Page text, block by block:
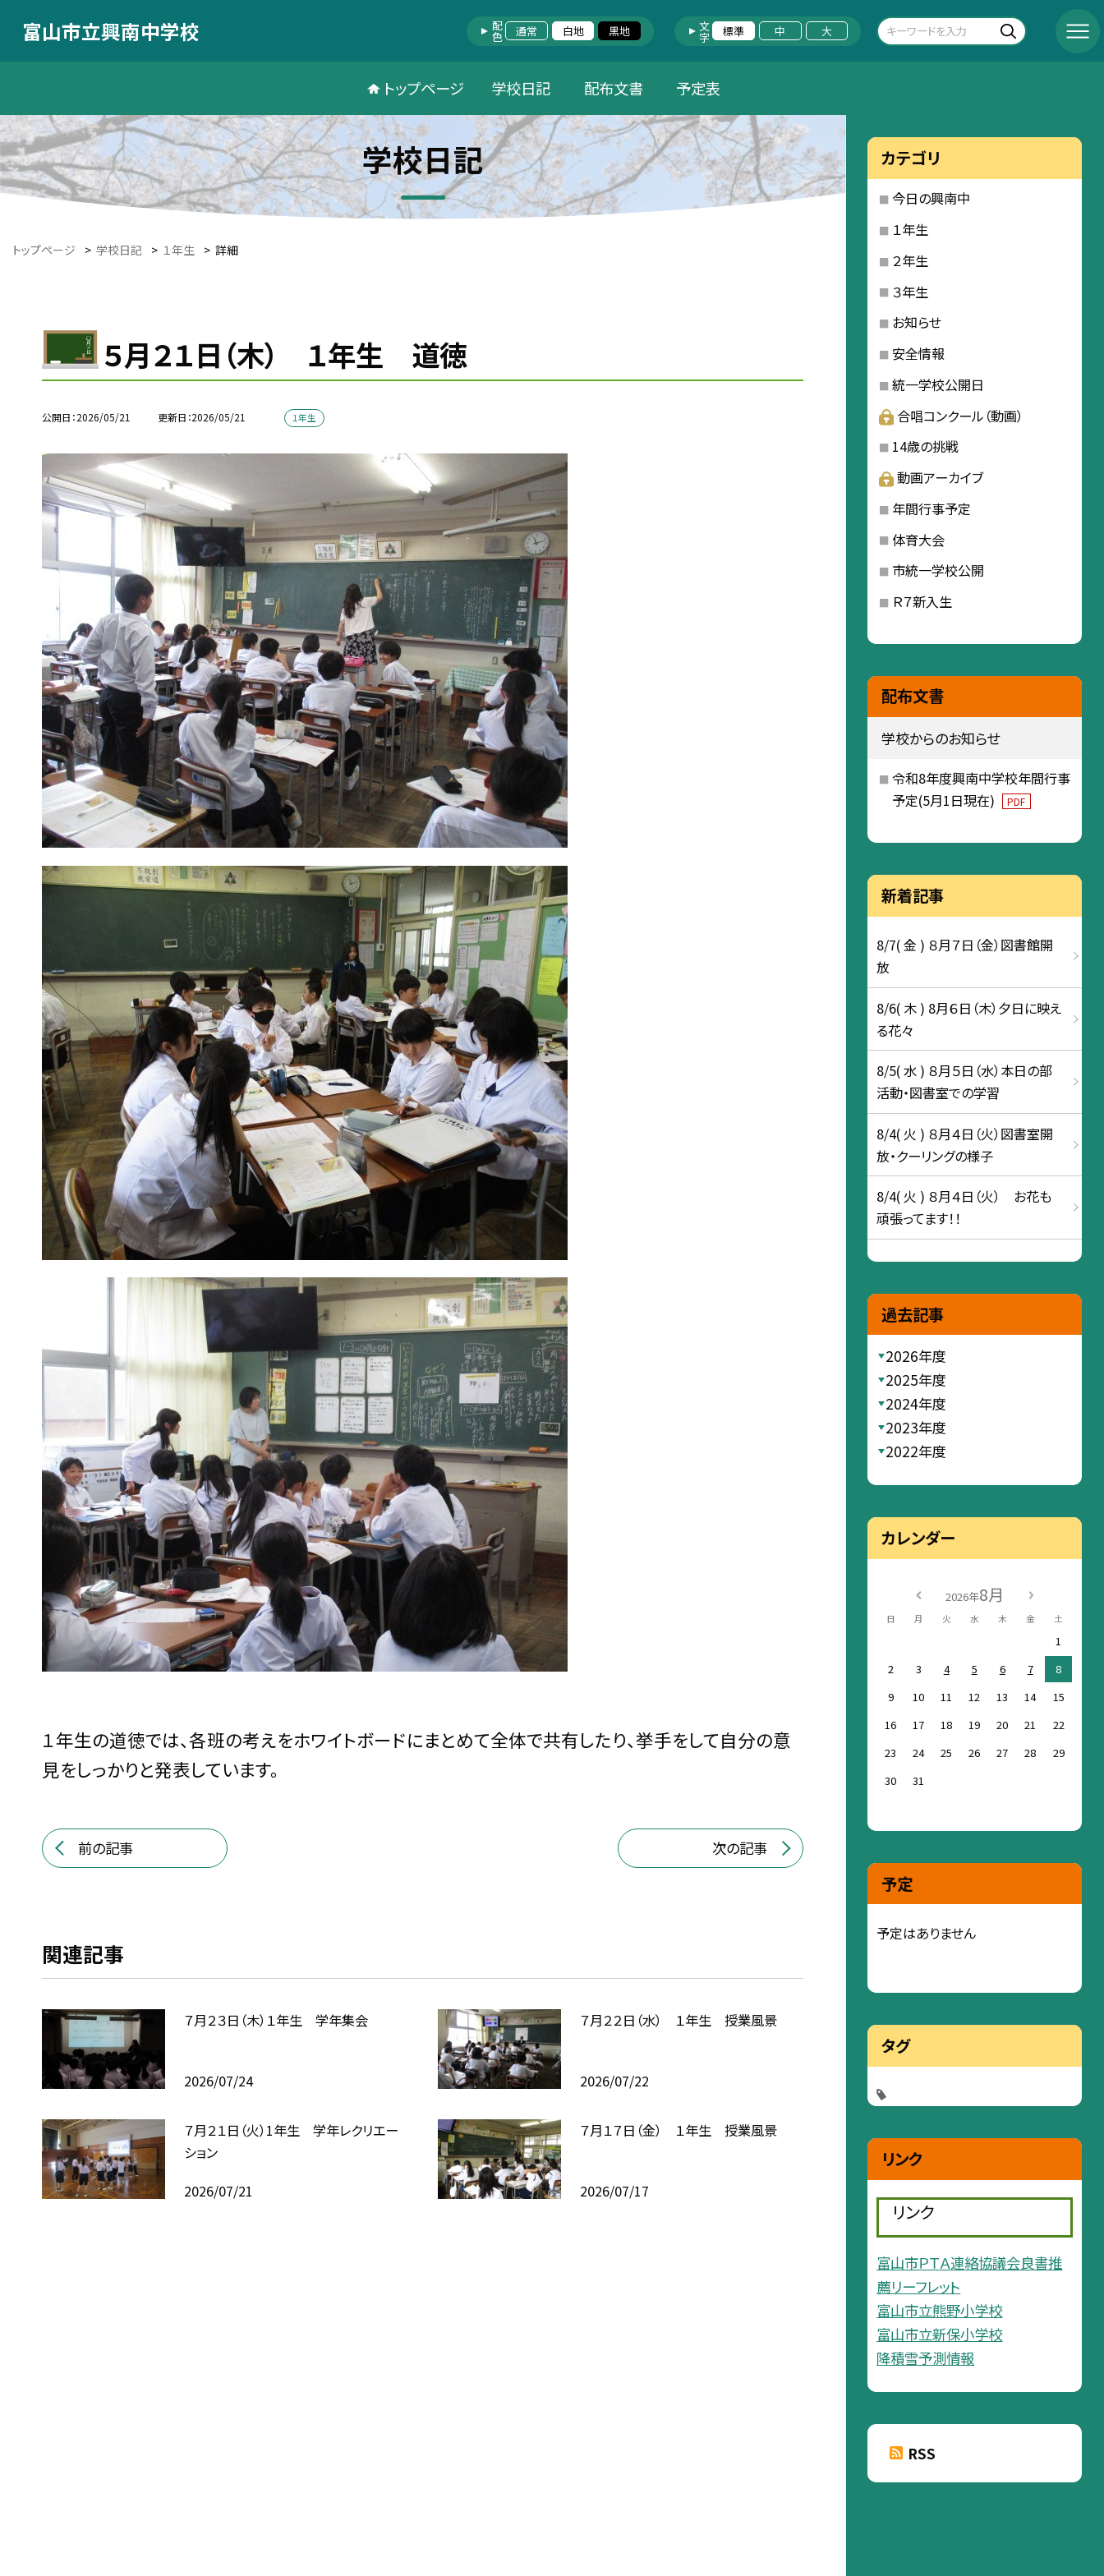
富山市立興南中学校 配色 通常 白地 黒地 文字 標準 中 大
トップページ 学校日記 配布文書 予定表
学校日記
トップページ > 学校日記 > １年生 > 詳細
５月２１日（木） １年生 道徳
公開日 2026/05/21 更新日 2026/05/21 １年生
１年生の道徳では、各班の考えをホワイトボードにまとめて全体で共有したり、挙手をして自分の意
見をしっかりと発表しています。
前の記事 次の記事
関連記事
７月２３日（木）１年生 学年集会
2026/07/24
７月２２日（水） １年生 授業風景
2026/07/22
７月２１日（火）1年生 学年レクリエー
ション
2026/07/21
７月１７日（金） １年生 授業風景
2026/07/17
カテゴリ
今日の興南中
１年生
２年生
３年生
お知らせ
安全情報
統一学校公開日
合唱コンクール（動画）
14歳の挑戦
動画アーカイブ
年間行事予定
体育大会
市統一学校公開
Ｒ７新入生
配布文書
学校からのお知らせ
令和8年度興南中学校年間行事
予定(5月1日現在)
PDF
新着記事
8/7( 金 ) ８月７日（金）図書館開
放
8/6( 木 ) 8月６日（木）夕日に映え
る花々
8/5( 水 ) ８月５日（水）本日の部
活動・図書室での学習
8/4( 火 ) ８月４日（火）図書室開
放・クーリングの様子
8/4( 火 ) ８月４日（火） お花も
頑張ってます！！
過去記事
2026年度
2025年度
2024年度
2023年度
2022年度
カレンダー
2026年8月
日 月 火 水 木 金 土
1
2
3 4 5 6 7
8
9
10 11 12 13 14
15
16
17 18 19 20 21
22
23
24 25 26 27 28
29
30
31
予定
予定はありません
タグ
リンク
リンク
富山市ＰＴＡ連絡協議会良書推
薦リーフレット
富山市立熊野小学校
富山市立新保小学校
降積雪予測情報
RSS